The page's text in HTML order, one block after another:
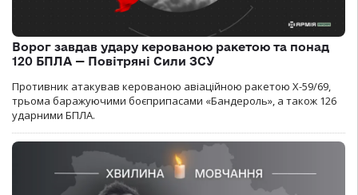
Ворог завдав удару керованою ракетою та понад
120 БПЛА — Повітряні Сили ЗСУ
Противник атакував керованою авіаційною ракетою Х-59/69,
трьома баражуючими боєприпасами «Бандероль», а також 126
ударними БПЛА.